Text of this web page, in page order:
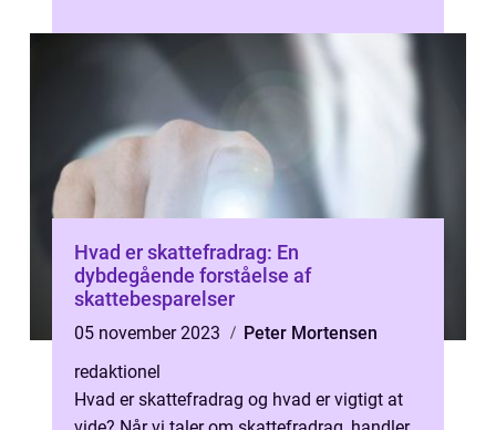
Hvad er skattefradrag: En
dybdegående forståelse af
skattebesparelser
05 november 2023
Peter Mortensen
redaktionel
Hvad er skattefradrag og hvad er vigtigt at